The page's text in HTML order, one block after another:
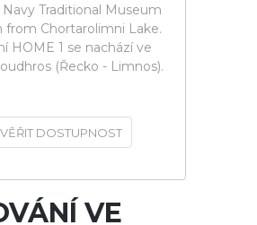
Traditional Museum
from Chortarolimni Lake.
HOME 1 se nachází ve
(Řecko - Limnos).
DOSTUPNOST
VE